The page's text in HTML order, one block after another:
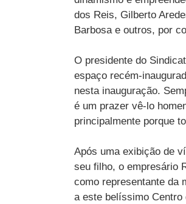
dos Reis, Gilberto
Barbosa e outros, por
O presidente do
espaço recém-
nesta inauguração.
é um prazer vê-lo
principalmente porque
Após uma exibição de
seu filho, o empresário
como representante da
a este belíssimo Centro